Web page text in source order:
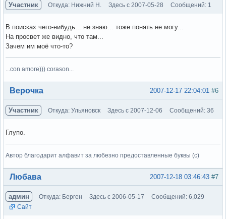
Участник Откуда: Нижний Н. Здесь с 2007-05-28 Сообщений: 1
В поисках чего-нибудь... не знаю... тоже понять не могу...
На просвет же видно, что там...
Зачем им моё что-то?
...con amore))) corason...
Вне форума #6
2007-12-17 22:04:01
Верочка
Участник Откуда: Ульяновск Здесь с 2007-12-06 Сообщений: 36
Глупо.
Автор благодарит алфавит за любезно предоставленные буквы (с)
Вне форума #7
2007-12-18 03:46:43
Любава
админ Откуда: Берген Здесь с 2006-05-17
Сообщений: 6,029
Сайт